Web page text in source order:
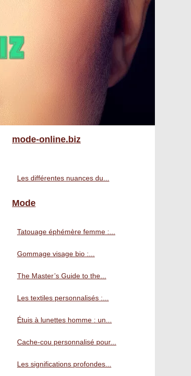
mode-online.biz
Les différentes nuances du...
Mode
Tatouage éphémère femme :...
Gommage visage bio :...
The Master’s Guide to the...
Les textiles personnalisés :...
Étuis à lunettes homme : un...
Cache-cou personnalisé pour...
Les significations profondes...